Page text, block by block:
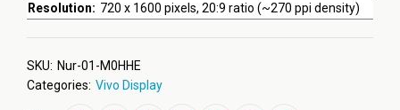
Resolution: 720 x 1600 pixels, 20:9 ratio (~270 ppi density)
SKU: Nur-01-M0HHE
Categories: Vivo Display